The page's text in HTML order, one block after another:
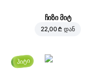
ჩიზი მიტ
22,00 ₾ დან
ჰიტი